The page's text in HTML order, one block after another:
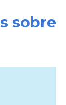
sobre